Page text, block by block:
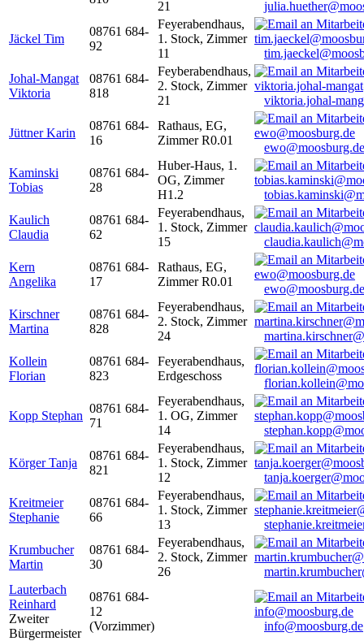
21
Jäckel Tim
08761 684-
92
Feyerabendhaus,
1. Stock, Zimmer
11
Johal-Mangat
Viktoria
08761 684-
818
Feyberabendhaus,
2. Stock, Zimmer
21
viktoria.johal-
Jüttner Karin
08761 684-
16
Rathaus, EG,
Zimmer R0.01
ewo@moosburg.de
Kaminski
Tobias
08761 684-
28
Huber-Haus, 1.
OG, Zimmer
H1.2
Kaulich
Claudia
08761 684-
62
Feyerabendhaus,
1. Stock, Zimmer
15
Kern
Angelika
08761 684-
17
Rathaus, EG,
Zimmer R0.01
ewo@moosburg.de
Kirschner
Martina
08761 684-
828
Feyerabendhaus,
2. Stock, Zimmer
24
Kollein
Florian
08761 684-
823
Feyerabendhaus,
Erdgeschoss
Kopp Stephan
08761 684-
71
Feyerabendhaus,
1. OG, Zimmer
14
Körger Tanja
08761 684-
821
Feyerabendhaus,
1. Stock, Zimmer
12
Kreitmeier
Stephanie
08761 684-
66
Feyerabendhaus,
1. Stock, Zimmer
13
Krumbucher
Martin
08761 684-
30
Feyerabendhaus,
2. Stock, Zimmer
26
Lauterbach
Reinhard
Zweiter
Bürgermeister
08761 684-
12
(Vorzimmer)
info@moosburg.de